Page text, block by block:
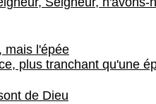
mais l'épée
plus tranchant qu'une
de Dieu